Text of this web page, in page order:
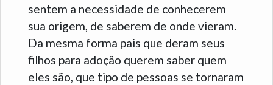
sentem a necessidade de conhecerem
sua origem, de saberem de onde vieram.
Da mesma forma pais que deram seus
filhos para adoção querem saber quem
eles são, que tipo de pessoas se tornaram